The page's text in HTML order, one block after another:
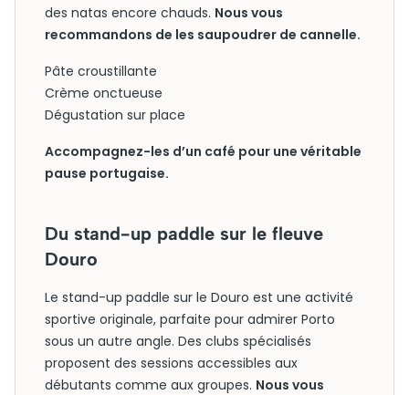
des natas encore chauds. Nous vous
recommandons de les saupoudrer de cannelle.
Pâte croustillante
Crème onctueuse
Dégustation sur place
Accompagnez-les d’un café pour une véritable
pause portugaise.
Du stand-up paddle sur le fleuve
Douro
Le stand-up paddle sur le Douro est une activité
sportive originale, parfaite pour admirer Porto
sous un autre angle. Des clubs spécialisés
proposent des sessions accessibles aux
débutants comme aux groupes. Nous vous